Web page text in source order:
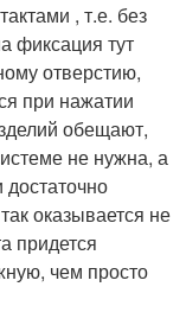
, т.е. без
фиксация тут
отверстию,
при нажатии
обещают,
не нужна, а
оказывается не
придется
чем просто